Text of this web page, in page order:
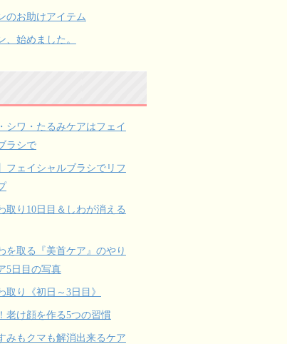
のお助けアイテム
、始めました。
シワ・たるみケアはフェイ
ラシで
フェイシャルブラシでリフ
取り10日目＆しわが消える
を取る『美首ケア』のやり
5日目の写真
取り《初日～3日目》
老け顔を作る5つの習慣
みもクマも解消出来るケア